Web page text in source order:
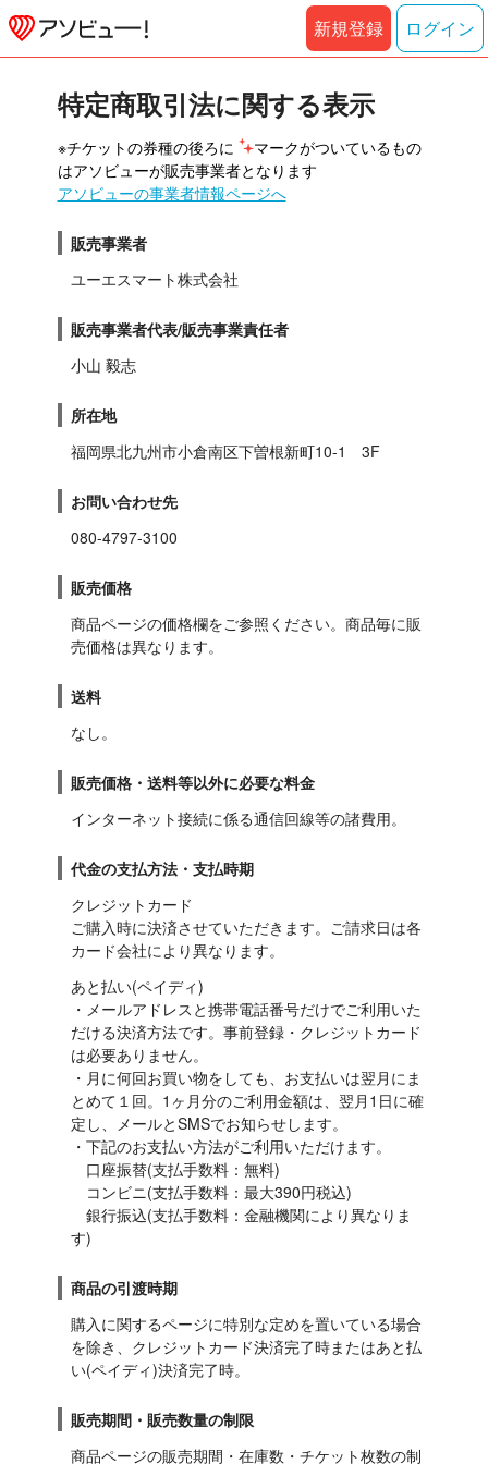
新規登録 ログイン
特定商取引法に関する表示
※チケットの券種の後ろに
マークがついているもの
はアソビューが販売事業者となります
アソビューの事業者情報ページへ
販売事業者
ユーエスマート株式会社
販売事業者代表/販売事業責任者
小山 毅志
所在地
福岡県北九州市小倉南区下曽根新町10-1　3F
お問い合わせ先
080-4797-3100
販売価格
商品ページの価格欄をご参照ください。商品毎に販
売価格は異なります。
送料
なし。
販売価格・送料等以外に必要な料金
インターネット接続に係る通信回線等の諸費用。
代金の支払方法・支払時期
クレジットカード
ご購入時に決済させていただきます。ご請求日は各
カード会社により異なります。
あと払い(ペイディ)
・メールアドレスと携帯電話番号だけでご利用いた
だける決済方法です。事前登録・クレジットカード
は必要ありません。
・月に何回お買い物をしても、お支払いは翌月にま
とめて１回。1ヶ月分のご利用金額は、翌月1日に確
定し、メールとSMSでお知らせします。
・下記のお支払い方法がご利用いただけます。
口座振替(支払手数料：無料)
コンビニ(支払手数料：最大390円税込)
銀行振込(支払手数料：金融機関により異なりま
す)
商品の引渡時期
購入に関するページに特別な定めを置いている場合
を除き、クレジットカード決済完了時またはあと払
い(ペイディ)決済完了時。
販売期間・販売数量の制限
商品ページの販売期間・在庫数・チケット枚数の制